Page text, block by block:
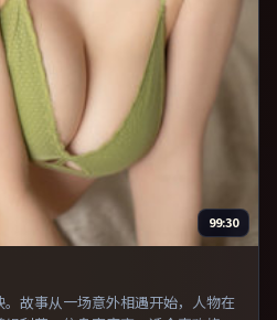
99:30
故事从一场意外相遇开始，人物在